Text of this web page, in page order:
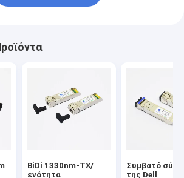
BiDi 1330nm-TX/
ενότητα
Συμβατό
της Dell